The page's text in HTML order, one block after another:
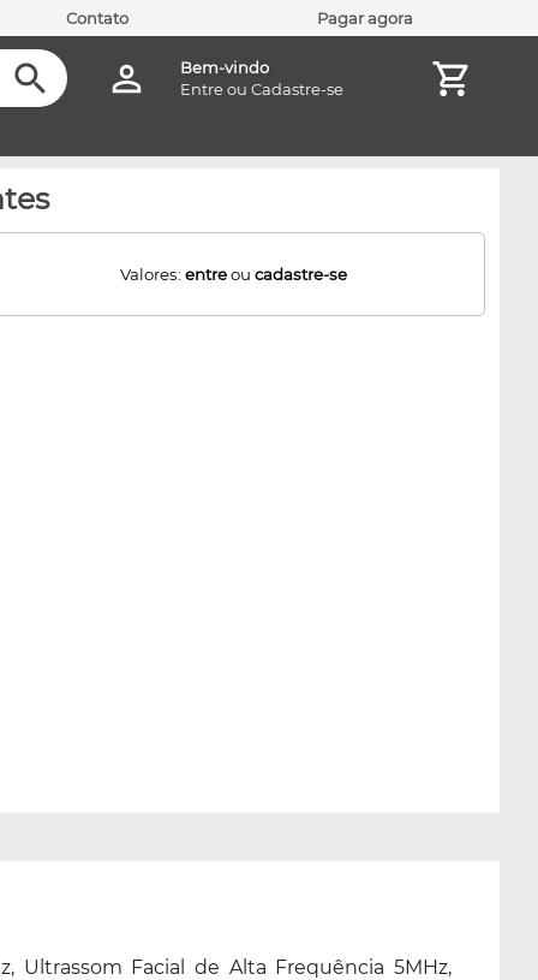
Contato Pagar agora
Bem-vindo
Entreou Cadastre-se
Valores:entreoucadastre-se
Facial de Alta Frequência 5MHz,